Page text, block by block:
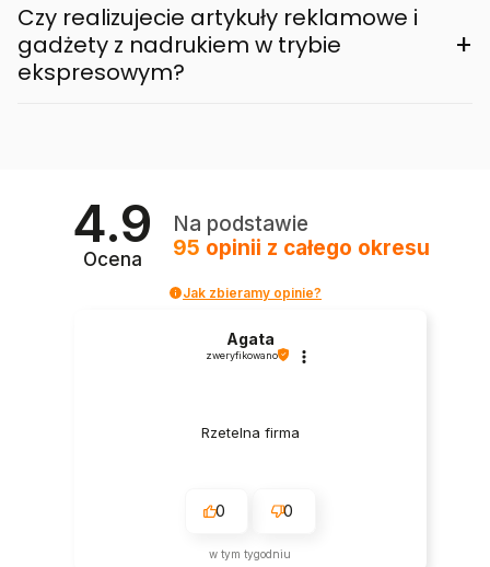
Czy realizujecie artykuły reklamowe i
gadżety z nadrukiem w trybie
ekspresowym?
+
4.9
Ocena
Na podstawie
95 opinii z całego okresu
Jak zbieramy opinie?
Agata
zweryfikowano
Rzetelna firma
0 0
w tym tygodniu